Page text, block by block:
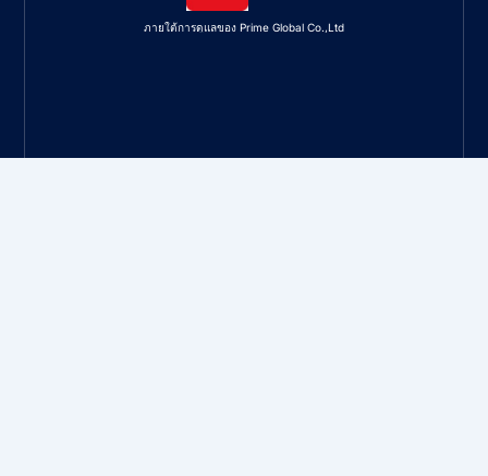
ภายใต้การดูแลของ Prime Global Co.,Ltd